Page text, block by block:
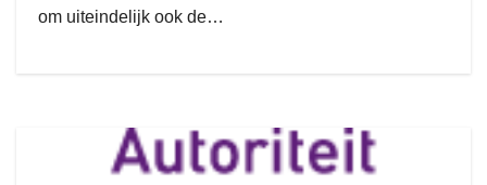
om uiteindelijk ook de…